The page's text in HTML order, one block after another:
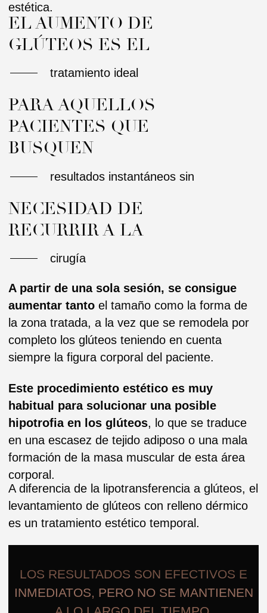
LOS RESULTADOS SON EFECTIVOS E
A LO LARGO DEL TIEMPO.
cirugía
Este procedimiento estético es muy
habitual para solucionar una posible
hipotrofia en los glúteos
, lo que se traduce
en una escasez de tejido adiposo o una mala
formación de la masa muscular de esta área
A diferencia de la lipotransferencia a glúteos, el
levantamiento de glúteos con relleno dérmico
La duración aproximada será de unos 12
meses,dependiendo siempre de la cantidad
inyectada de relleno y las necesidades de
A partir de una sola sesión, se consigue
aumentar tanto el tamaño como la forma de
la zona tratada, a la vez que se remodela por
siempre la figura corporal del paciente.
Al cabo de unos 18-24 meses,el
paciente notará cómo su glúteo recupera
su estado actual y se requiere de una
nueva sesión.
PRECIO:
según la oferta actual, dependiendo de la
cantidad total de los viales a utilizar